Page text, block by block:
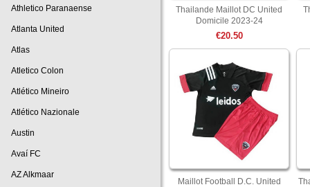
Athletico Paranaense
Atlanta United
Atlas
Atletico Colon
Atlético Mineiro
Atlético Nazionale
Austin
Avaí FC
AZ Alkmaar
Thailande Maillot DC United
Domicile 2023-24
€20.50
Maillot Football D.C. United